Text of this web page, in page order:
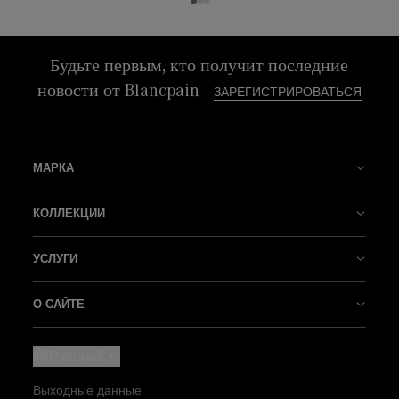
Будьте первым, кто получит последние
новости от Blancpain
ЗАРЕГИСТРИРОВАТЬСЯ
МАРКА
Наши фабрики
Новаторство – наша традиция
Искусство жить
КОЛЛЕКЦИИ
Air Command
Villeret
Ladybird
УСЛУГИ
Магазины
Cвязаться с нами
Назначить встречу
О САЙТЕ
Выходные данные